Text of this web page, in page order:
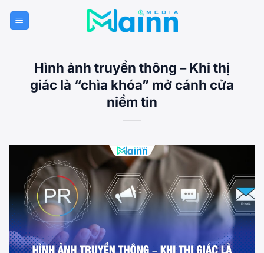
qua
Hình ảnh truyền thông – Khi thị
giác là “chìa khóa” mở cánh cửa
niềm tin